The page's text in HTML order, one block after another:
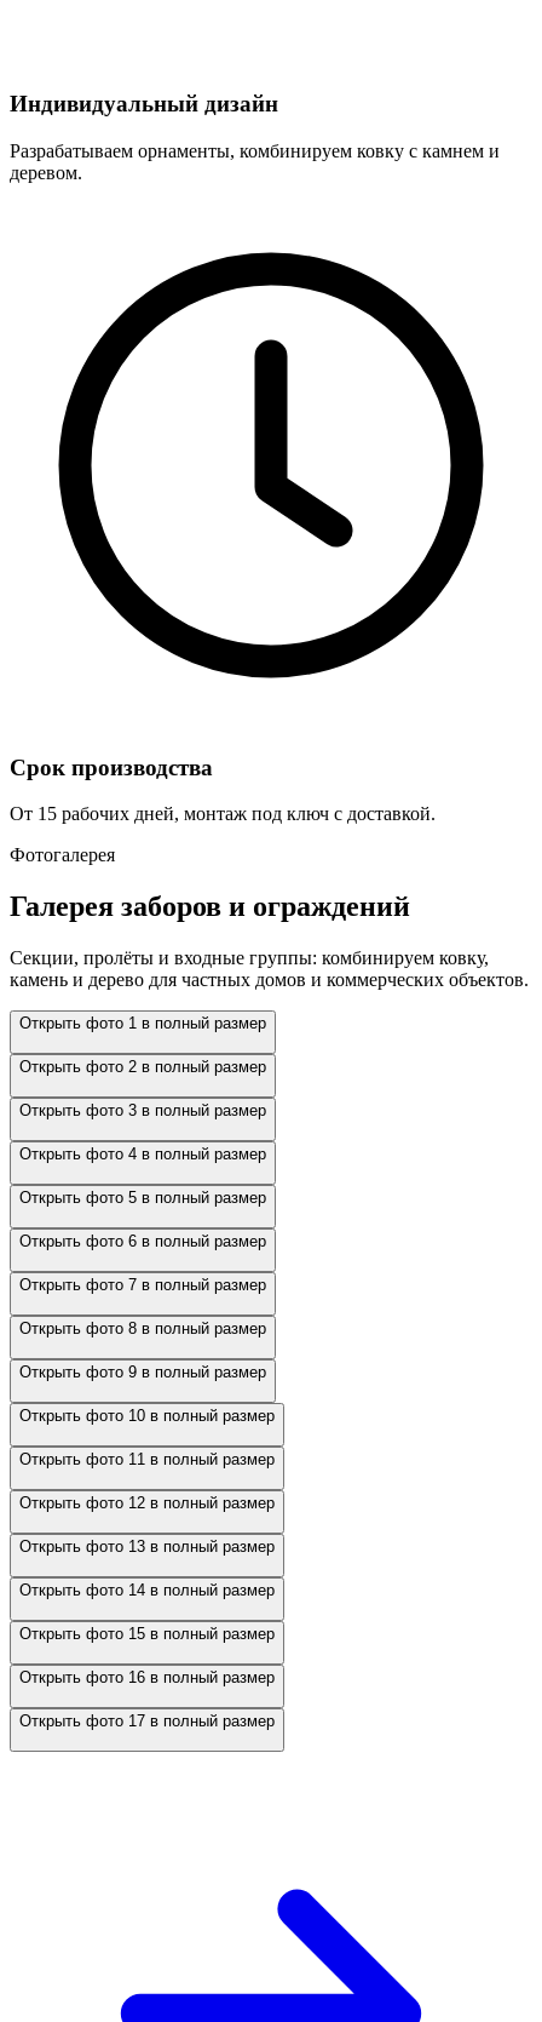
Индивидуальный дизайн
Разрабатываем орнаменты, комбинируем ковку с камнем и
деревом.
Срок производства
От 15 рабочих дней, монтаж под ключ с доставкой.
Фотогалерея
Галерея заборов и ограждений
Секции, пролёты и входные группы: комбинируем ковку,
камень и дерево для частных домов и коммерческих объектов.
Открыть фото 1 в полный размер
Открыть фото 2 в полный размер
Открыть фото 3 в полный размер
Открыть фото 4 в полный размер
Открыть фото 5 в полный размер
Открыть фото 6 в полный размер
Открыть фото 7 в полный размер
Открыть фото 8 в полный размер
Открыть фото 9 в полный размер
Открыть фото 10 в полный размер
Открыть фото 11 в полный размер
Открыть фото 12 в полный размер
Открыть фото 13 в полный размер
Открыть фото 14 в полный размер
Открыть фото 15 в полный размер
Открыть фото 16 в полный размер
Открыть фото 17 в полный размер